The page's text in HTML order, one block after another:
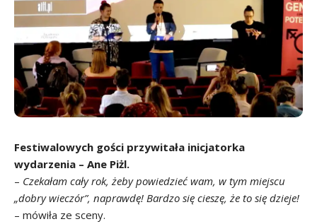
Festiwalowych gości przywitała inicjatorka
wydarzenia – Ane Piżl.
– Czekałam cały rok, żeby powiedzieć wam, w tym miejscu
„dobry wieczór”, naprawdę! Bardzo się cieszę, że to się dzieje!
– mówiła ze sceny.